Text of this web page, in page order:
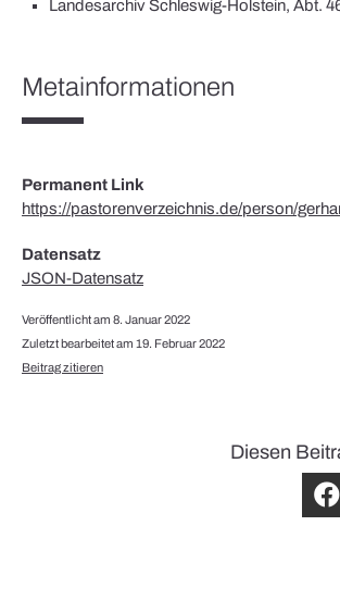
Landesarchiv Schleswig-Holstein, Abt.
Metainformationen
Permanent Link
https://pastorenverzeichnis.de/person/
Datensatz
JSON-Datensatz
Veröffentlicht am 8. Januar 2022
Zuletzt bearbeitet am 19. Februar 2022
Beitrag zitieren
Diesen